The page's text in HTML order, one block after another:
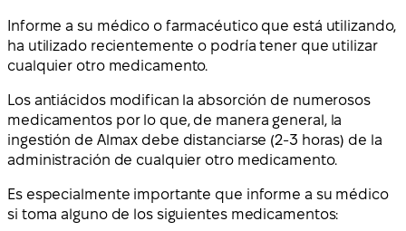
Informe a su médico o farmacéutico que está utilizando,
ha utilizado recientemente o podría tener que utilizar
cualquier otro medicamento.
Los antiácidos modifican la absorción de numerosos
medicamentos por lo que, de manera general, la
ingestión de Almax debe distanciarse (2-3 horas) de la
administración de cualquier otro medicamento.
Es especialmente importante que informe a su médico
si toma alguno de los siguientes medicamentos: